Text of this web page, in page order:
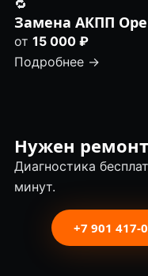
🔁
Замена АКПП
от 15 000 ₽
Подробнее →
Нужен
Диагностика
минут.
+7 901 417-